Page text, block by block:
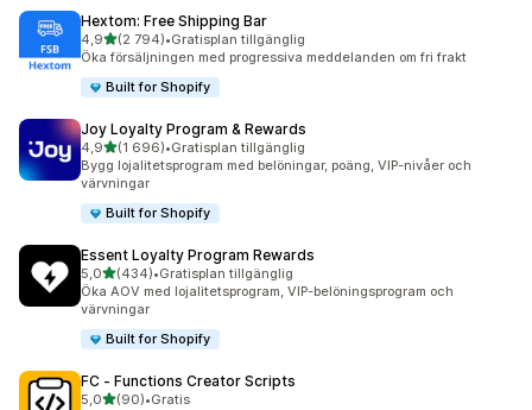
Hextom: Free Shipping Bar
4,9av 5 stjärnor
(2 794)
2794 recensioner totalt
•Gratisplan tillgänglig
Öka försäljningen med progressiva meddelanden om fri frakt
Built for Shopify
Joy Loyalty Program & Rewards
4,9av 5 stjärnor
(1 696)
1696 recensioner totalt
•Gratisplan tillgänglig
Bygg lojalitetsprogram med belöningar, poäng, VIP-nivåer och
värvningar
Built for Shopify
Essent Loyalty Program Rewards
5,0av 5 stjärnor
(434)
434 recensioner totalt
•Gratisplan tillgänglig
Öka AOV med lojalitetsprogram, VIP-belöningsprogram och
värvningar
Built for Shopify
FC ‑ Functions Creator Scripts
5,0av 5 stjärnor
(90)
90 recensioner totalt
•Gratis